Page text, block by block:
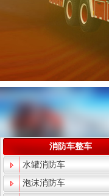
消防车整车
水罐消防车
泡沫消防车